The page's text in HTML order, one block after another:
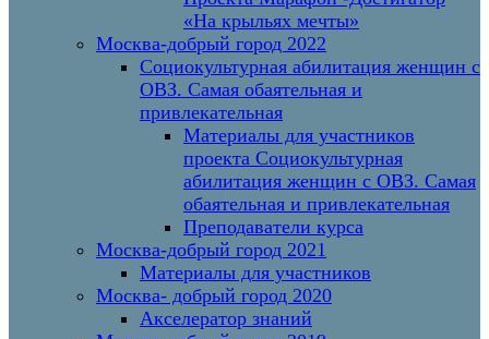
«На крыльях мечты»
Москва-добрый город 2022
Социокультурная абилитация женщин с
ОВЗ. Самая обаятельная и
привлекательная
Материалы для участников
проекта Социокультурная
абилитация женщин с ОВЗ. Самая
обаятельная и привлекательная
Преподаватели курса
Москва-добрый город 2021
Материалы для участников
Москва- добрый город 2020
Акселератор знаний